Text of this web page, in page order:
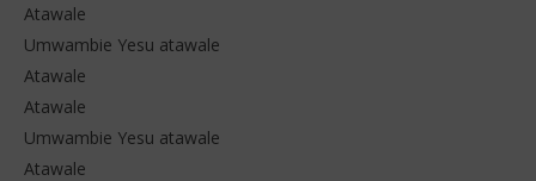
Pa Maabudu – Atawale (Lyrics)
novembre
2025
Stone
Atawale
Umwambie Yesu atawale
Atawale
Atawale
Umwambie Yesu atawale
Atawale